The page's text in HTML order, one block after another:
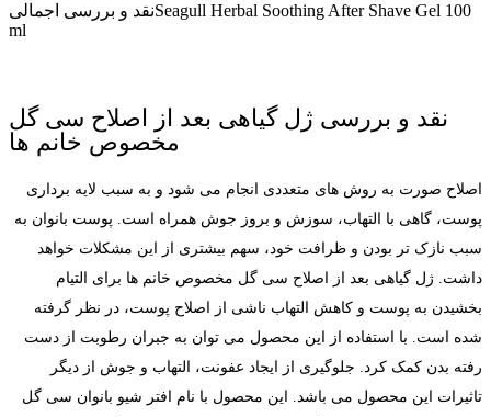
نقد و بررسی اجمالیSeagull Herbal Soothing After Shave Gel 100
ml
نقد و بررسی ژل گیاهی بعد از اصلاح سی گل
مخصوص خانم ها
اصلاح صورت به روش های متعددی انجام می شود و به سبب لایه برداری
پوست، گاهی با التهاب، سوزش و بروز جوش همراه است. پوست بانوان به
سبب نازک تر بودن و ظرافت خود، سهم بیشتری از این مشکلات خواهد
داشت. ژل گیاهی بعد از اصلاح سی گل مخصوص خانم ها برای التیام
بخشیدن به پوست و کاهش التهاب ناشی از اصلاح پوست، در نظر گرفته
شده است. با استفاده از این محصول می توان به جبران رطوبت از دست
رفته بدن کمک کرد. جلوگیری از ایجاد عفونت، التهاب و جوش از دیگر
تاثیرات این محصول می باشد. این محصول با نام افتر شیو بانوان سی گل